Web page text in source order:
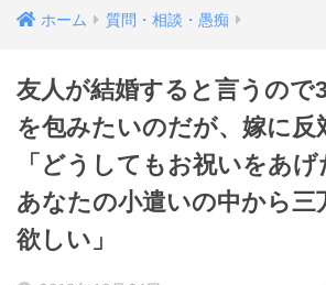
ホーム 質問・相談・愚痴
友人が結婚すると言うので
を包みたいのだが、嫁に反
「どうしてもお祝いをあげ
あなたの小遣いの中から三
欲しい」